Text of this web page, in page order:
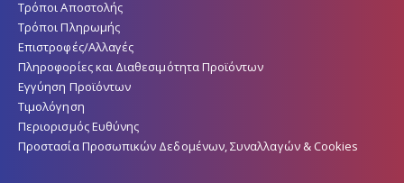
Τρόποι Αποστολής
Τρόποι Πληρωμής
Επιστροφές/Αλλαγές
Πληροφορίες και Διαθεσιμότητα Προϊόντων
Εγγύηση Προϊόντων
Τιμολόγηση
Περιορισμός Ευθύνης
Προστασία Προσωπικών Δεδομένων, Συναλλαγών & Cookies